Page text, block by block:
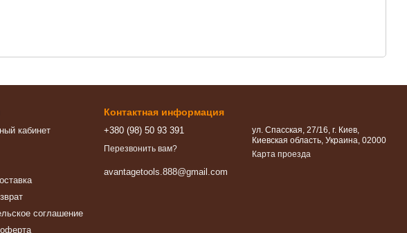
кабинет
соглашение
Контактная информация
+380 (98) 50 93 391
Перезвонить вам?
avantagetools.888@gmail.com
ул. Спасская, 27/16, г. Киев,
Киевская область, Украина, 02000
Карта проезда